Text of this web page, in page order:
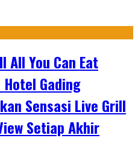
All You Can Eat
Gading
Sensasi Live Grill
Setiap Akhir